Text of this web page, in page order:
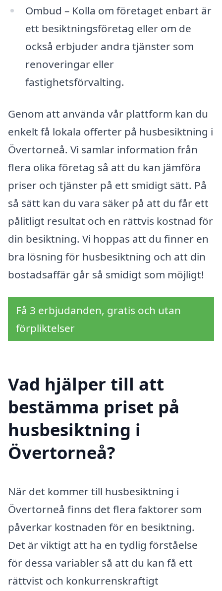
Ombud – Kolla om företaget enbart är
ett besiktningsföretag eller om de
också erbjuder andra tjänster som
renoveringar eller
fastighetsförvalting.
Genom att använda vår plattform kan du
enkelt få lokala offerter på husbesiktning i
Övertorneå. Vi samlar information från
flera olika företag så att du kan jämföra
priser och tjänster på ett smidigt sätt. På
så sätt kan du vara säker på att du får ett
pålitligt resultat och en rättvis kostnad för
din besiktning. Vi hoppas att du finner en
bra lösning för husbesiktning och att din
bostadsaffär går så smidigt som möjligt!
Få 3 erbjudanden, gratis och utan
förpliktelser
Vad hjälper till att
bestämma priset på
husbesiktning i
Övertorneå?
När det kommer till husbesiktning i
Övertorneå finns det flera faktorer som
påverkar kostnaden för en besiktning.
Det är viktigt att ha en tydlig förståelse
för dessa variabler så att du kan få ett
rättvist och konkurrenskraftigt